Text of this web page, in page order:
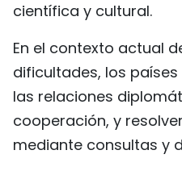
científica y cultural.
En el contexto actual
dificultades, los
las relaciones
cooperación, y
mediante consultas y